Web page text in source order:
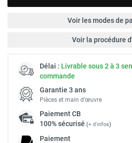
Voir les modes de
Voir la procédure
Délai : Livrable sous 2 à 3
commande
Garantie 3 ans
Pièces et main d’œuvre
PaiementCB
100% sécurisé (+ d'infos)
Paiement